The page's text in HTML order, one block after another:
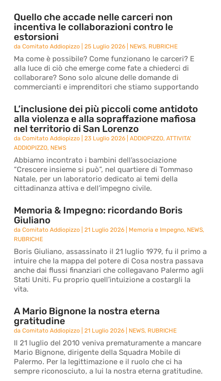
Quello che accade nelle carceri non
incentiva le collaborazioni contro le
estorsioni
daComitato Addiopizzo |25 Luglio 2026 NEWS, RUBRICHE
Ma come è possibile? Come funzionano le carceri? E
alla luce di ciò che emerge come fate a chiederci di
collaborare? Sono solo alcune delle domande di
commercianti e imprenditori che stiamo supportando
L’inclusione dei più piccoli come antidoto
alla violenza e alla sopraffazione mafiosa
nel territorio di San Lorenzo
daComitato Addiopizzo |23 Luglio 2026 |ADDIOPIZZO,ATTIVITA'
ADDIOPIZZO, NEWS
Abbiamo incontrato i bambini dell’associazione
“Crescere insieme si può”, nel quartiere di Tommaso
Natale, per un laboratorio dedicato ai temi della
cittadinanza attiva e dell’impegno civile.
Memoria & Impegno: ricordando Boris
Giuliano
daComitato Addiopizzo |21 Luglio 2026 Memoria e Impegno, NEWS,
RUBRICHE
Boris Giuliano, assassinato il 21 luglio 1979, fu il primo a
intuire che la mappa del potere di Cosa nostra passava
anche dai flussi finanziari che collegavano Palermo agli
Stati Uniti. Fu proprio quell’intuizione a costargli la
vita.
A Mario Bignone la nostra eterna
gratitudine
daComitato Addiopizzo |21 Luglio 2026 NEWS, RUBRICHE
Il 21 luglio del 2010 veniva prematuramente a mancare
Mario Bignone, dirigente della Squadra Mobile di
Palermo. Per la legittimazione e il ruolo che ci ha
sempre riconosciuto, a lui la nostra eterna gratitudine.